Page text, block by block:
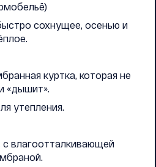
сохнущее, осенью и
куртка, которая не
«дышит».
утепления.
влагоотталкивающей